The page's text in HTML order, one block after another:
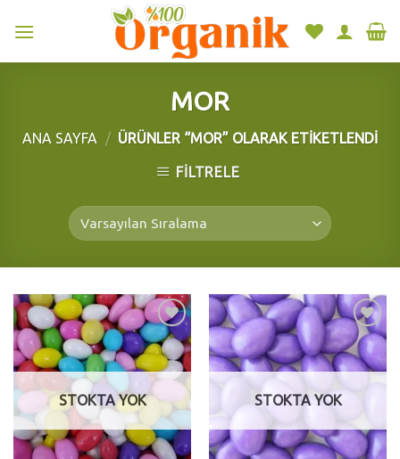
MOR
ANA SAYFA / ÜRÜNLER “MOR” OLARAK ETIKETLENDI
FILTRELE
Add to
wishlist
STOKTA YOK
Add to
wishlist
STOKTA YOK